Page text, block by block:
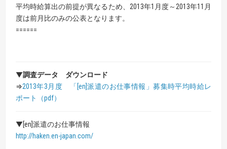
平均時給算出の前提が異なるため、2013年1月度～2013年11月
度は前月比のみの公表となります。
======
▼調査データ ダウンロード
⇒2013年3月度 「[en]派遣のお仕事情報」募集時平均時給レ
ポート（pdf）
▼[en]派遣のお仕事情報
http://haken.en-japan.com/